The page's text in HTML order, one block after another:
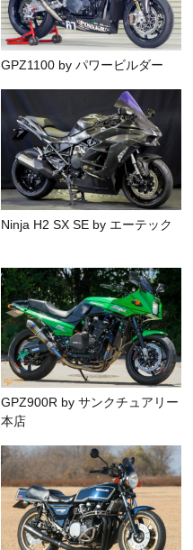
GPZ1100 by パワービルダー
Ninja H2 SX SE by エーテック
GPZ900R by サンクチュアリー
本店